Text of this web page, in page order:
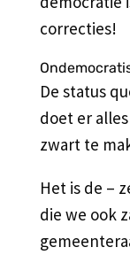
correcties!
De status
doet er
zwart te
Het is de –
die we ook